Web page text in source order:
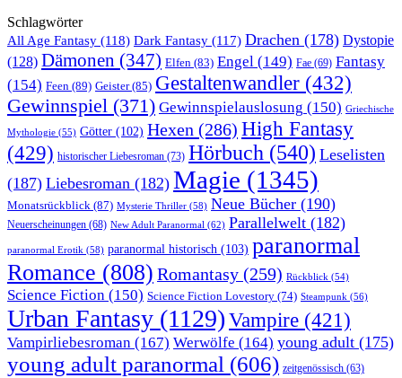
Schlagwörter
All Age Fantasy (118) Dark Fantasy (117) Drachen (178) Dystopie
(128) Dämonen (347) Elfen (83) Engel (149) Fae (69) Fantasy
(154) Feen (89) Geister(85) Gestaltenwandler (432)
Gewinnspiel (371) Gewinnspielauslosung (150) Griechische
Mythologie (55) Götter (102) Hexen (286) High Fantasy
(429) historischer Liebesroman (73) Hörbuch (540) Leselisten
(187) Liebesroman (182) Magie (1345)
Monatsrückblick (87) Mysterie Thriller (58) Neue Bücher (190)
Neuerscheinungen (68) New Adult Paranormal (62) Parallelwelt (182)
paranormal Erotik (58) paranormal historisch (103) paranormal
Romance (808) Romantasy (259) Rückblick (54)
Science Fiction (150) Science Fiction Lovestory (74) Steampunk (56)
Urban Fantasy (1129) Vampire (421)
Vampirliebesroman (167) Werwölfe (164) young adult (175)
young adult paranormal (606) zeitgenössisch (63)